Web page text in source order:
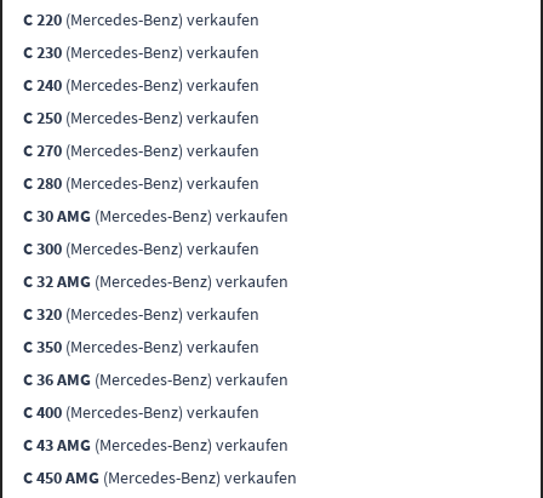
C 220 (Mercedes-Benz) verkaufen
C 230 (Mercedes-Benz) verkaufen
C 240 (Mercedes-Benz) verkaufen
C 250 (Mercedes-Benz) verkaufen
C 270 (Mercedes-Benz) verkaufen
C 280 (Mercedes-Benz) verkaufen
C 30 AMG (Mercedes-Benz) verkaufen
C 300 (Mercedes-Benz) verkaufen
C 32 AMG (Mercedes-Benz) verkaufen
C 320 (Mercedes-Benz) verkaufen
C 350 (Mercedes-Benz) verkaufen
C 36 AMG (Mercedes-Benz) verkaufen
C 400 (Mercedes-Benz) verkaufen
C 43 AMG (Mercedes-Benz) verkaufen
C 450 AMG (Mercedes-Benz) verkaufen